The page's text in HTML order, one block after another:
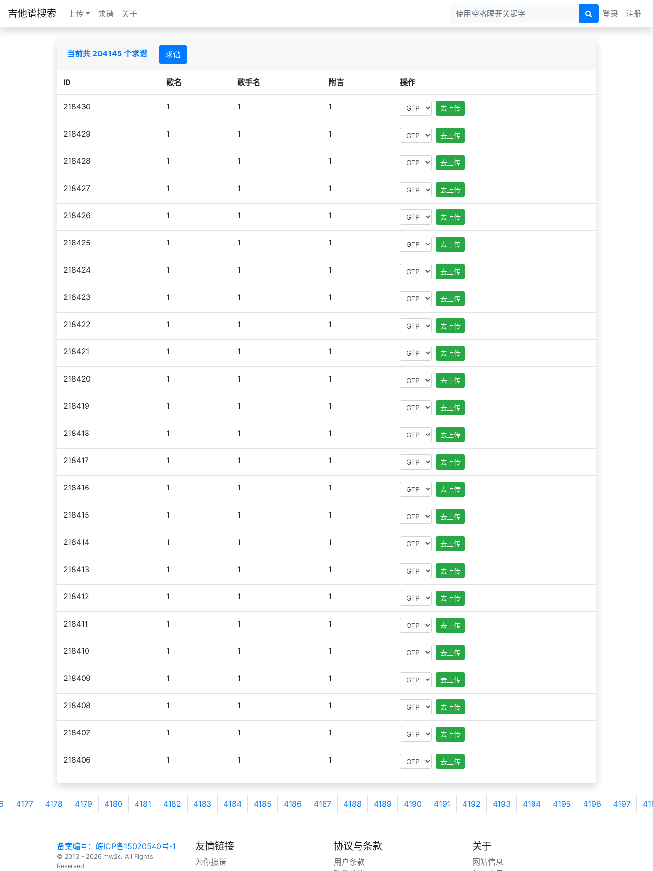
吉他谱搜索 上传 求谱 关于 登录 注册
当前共 204145 个求谱 求谱
ID 歌名 歌手名 附言 操作
218430 1 1 1 去上传
218429 1 1 1 去上传
218428 1 1 1 去上传
218427 1 1 1 去上传
218426 1 1 1 去上传
218425 1 1 1 去上传
218424 1 1 1 去上传
218423 1 1 1 去上传
218422 1 1 1 去上传
218421 1 1 1 去上传
218420 1 1 1 去上传
218419 1 1 1 去上传
218418 1 1 1 去上传
218417 1 1 1 去上传
218416 1 1 1 去上传
218415 1 1 1 去上传
218414 1 1 1 去上传
218413 1 1 1 去上传
218412 1 1 1 去上传
218411 1 1 1 去上传
218410 1 1 1 去上传
218409 1 1 1 去上传
218408 1 1 1 去上传
218407 1 1 1 去上传
218406 1 1 1 去上传
4177 4178 4179 4180 4181 4182 4183 4184 4185 4186 4187 4188 4189 4190 4191 4192 4193 4194 4195 4196 4197
备案编号：皖ICP备15020540号-1
© 2013 - 2026 mw2c. All Rights
Reserved.
友情链接
为你搜谱
协议与条款
用户条款
关于
网站信息